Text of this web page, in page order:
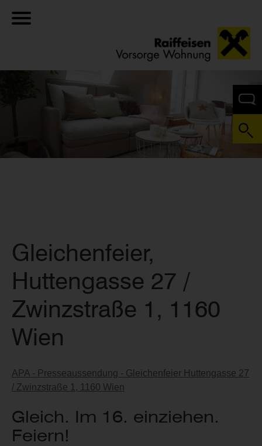
Gleichenfeier,
Huttengasse 27 /
Zwinzstraße 1, 1160
Wien
APA - Presseaussendung - Gleichenfeier Huttengasse 27
/ Zwinzstraße 1, 1160 Wien
Gleich. Im 16. einziehen.
Feiern!